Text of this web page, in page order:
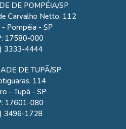
DE POMPÉIA/SP
Carvalho Netto, 112
Pompéia - SP
17580-000
3333-4444
DE TUPÃ/SP
114
- Tupã - SP
17601-080
3496-1728